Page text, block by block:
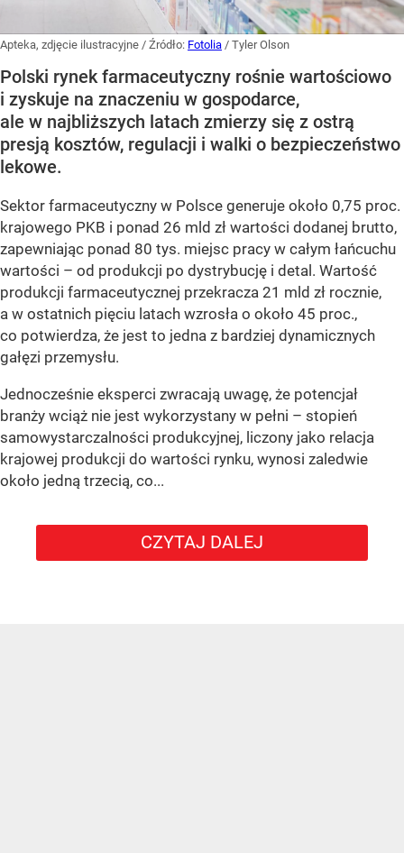
Apteka, zdjęcie ilustracyjne / Źródło: Fotolia / Tyler Olson
Polski rynek farmaceutyczny rośnie wartościowo
i zyskuje na znaczeniu w gospodarce,
ale w najbliższych latach zmierzy się z ostrą
presją kosztów, regulacji i walki o bezpieczeństwo
lekowe.
Sektor farmaceutyczny w Polsce generuje około 0,75 proc.
krajowego PKB i ponad 26 mld zł wartości dodanej brutto,
zapewniając ponad 80 tys. miejsc pracy w całym łańcuchu
wartości – od produkcji po dystrybucję i detal. Wartość
produkcji farmaceutycznej przekracza 21 mld zł rocznie,
a w ostatnich pięciu latach wzrosła o około 45 proc.,
co potwierdza, że jest to jedna z bardziej dynamicznych
gałęzi przemysłu.
Jednocześnie eksperci zwracają uwagę, że potencjał
branży wciąż nie jest wykorzystany w pełni – stopień
samowystarczalności produkcyjnej, liczony jako relacja
krajowej produkcji do wartości rynku, wynosi zaledwie
około jedną trzecią, co...
CZYTAJ DALEJ